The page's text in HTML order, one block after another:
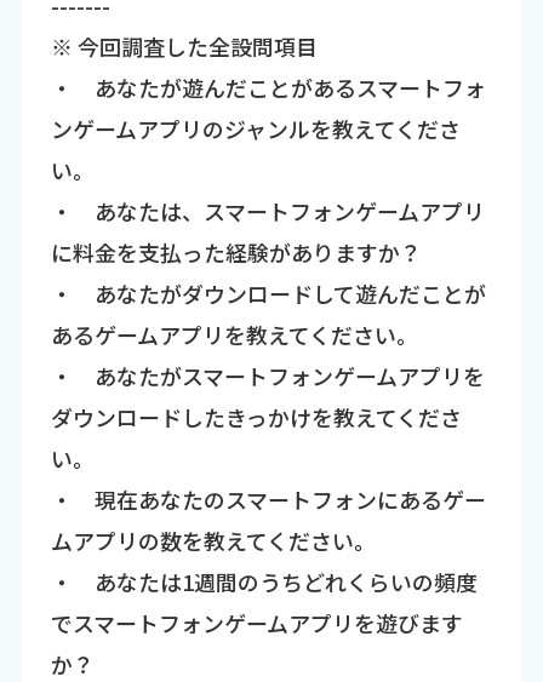
※ 今回調査した全設問項目
・ あなたが遊んだことがあるスマートフォ
ンゲームアプリのジャンルを教えてくださ
い。
・ あなたは、スマートフォンゲームアプリ
に料金を支払った経験がありますか？
・ あなたがダウンロードして遊んだことが
あるゲームアプリを教えてください。
・ あなたがスマートフォンゲームアプリを
ダウンロードしたきっかけを教えてくださ
い。
・ 現在あなたのスマートフォンにあるゲー
ムアプリの数を教えてください。
・ あなたは1週間のうちどれくらいの頻度
でスマートフォンゲームアプリを遊びます
か？